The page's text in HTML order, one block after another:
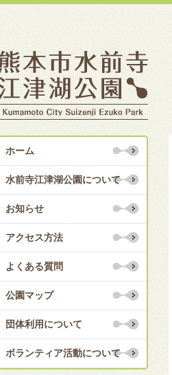
ホーム
水前寺江津湖公園について
お知らせ
アクセス方法
よくある質問
公園マップ
団体利用について
ボランティア活動について